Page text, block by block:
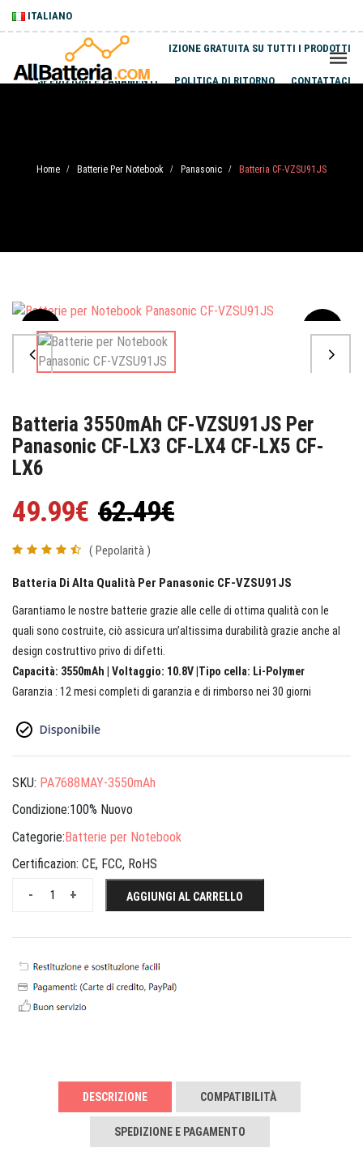
ITALIANO
SPEDIZIONE GRATUITA SU TUTTI I PRODOTTI
SPEDIZIONI E PAGAMENTI POLITICA DI RITORNO CONTATTACI
Home / Batterie Per Notebook / Panasonic / Batteria CF-VZSU91JS
Sale
Batteria 3550mAh CF-VZSU91JS Per
Panasonic CF-LX3 CF-LX4 CF-LX5 CF-
LX6
49.99€ 62.49€
( Pepolarità )
Batteria Di Alta Qualità Per Panasonic CF-VZSU91JS
Garantiamo le nostre batterie grazie alle celle di ottima qualità con le
quali sono costruite, ciò assicura un’altissima durabilità grazie anche al
design costruttivo privo di difetti.
Capacità: 3550mAh | Voltaggio: 10.8V |Tipo cella: Li-Polymer
Garanzia : 12 mesi completi di garanzia e di rimborso nei 30 giorni
SKU: PA7688MAY-3550mAh
Condizione:100% Nuovo
Categorie:Batterie per Notebook
Certificazion: CE, FCC, RoHS
+
- AGGIUNGI AL CARRELLO
DESCRIZIONE COMPATIBILITÀ
SPEDIZIONE E PAGAMENTO